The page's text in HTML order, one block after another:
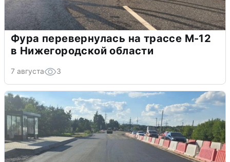
Фура перевернулась на трассе М-12
в Нижегородской области
7 августа 3